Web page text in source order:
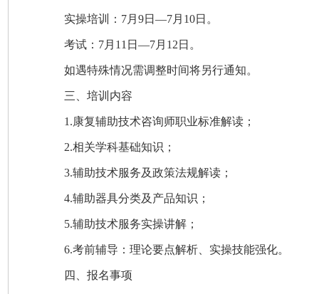
实操培训：7月9日—7月10日。
考试：7月11日—7月12日。
如遇特殊情况需调整时间将另行通知。
三、 培训内容
1.康复辅助技术咨询师职业标准解读；
2.相关学科基础知识；
3.辅助技术服务及政策法规解读；
4.辅助器具分类及产品知识；
5.辅助技术服务实操讲解；
6.考前辅导：理论要点解析、实操技能强化。
四、报名事项